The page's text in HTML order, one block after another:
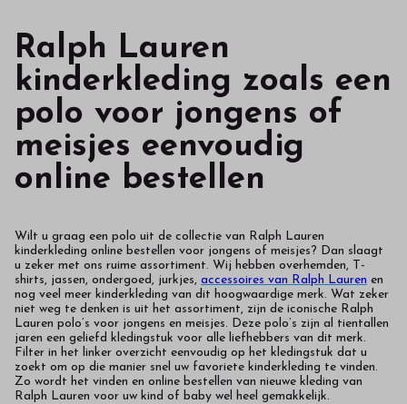
Ralph Lauren
kinderkleding zoals een
polo voor jongens of
meisjes eenvoudig
online bestellen
Wilt u graag een polo uit de collectie van Ralph Lauren
kinderkleding online bestellen voor jongens of meisjes? Dan slaagt
u zeker met ons ruime assortiment. Wij hebben overhemden, T-
shirts, jassen, ondergoed, jurkjes, accessoires van Ralph Lauren en
nog veel meer kinderkleding van dit hoogwaardige merk. Wat zeker
niet weg te denken is uit het assortiment, zijn de iconische Ralph
Lauren polo’s voor jongens en meisjes. Deze polo’s zijn al tientallen
jaren een geliefd kledingstuk voor alle liefhebbers van dit merk.
Filter in het linker overzicht eenvoudig op het kledingstuk dat u
zoekt om op die manier snel uw favoriete kinderkleding te vinden.
Zo wordt het vinden en online bestellen van nieuwe kleding van
Ralph Lauren voor uw kind of baby wel heel gemakkelijk.